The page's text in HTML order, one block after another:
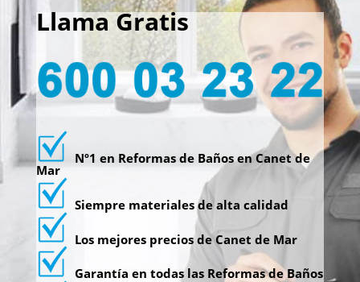
Llama Gratis
Nº1 en Reformas de Baños en Canet de
Mar
Siempre materiales de alta calidad
Los mejores precios de Canet de Mar
Garantía en todas las Reformas de Baños